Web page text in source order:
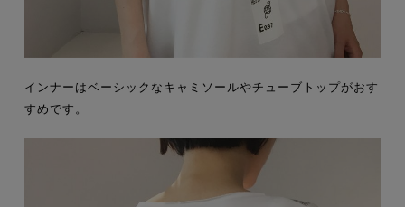
インナーはベーシックなキャミソールやチューブトップがおす
すめです。